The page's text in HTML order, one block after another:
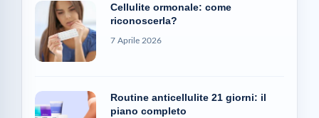
Cellulite ormonale: come
riconoscerla?
7 Aprile 2026
Routine anticellulite 21 giorni: il
piano completo